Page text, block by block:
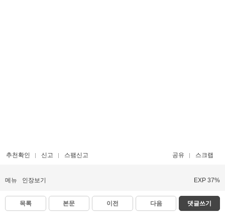
추천확인 신고 스팸신고 공유 스크랩
메뉴 인장보기 EXP 37%
목록 본문 이전 다음 댓글쓰기